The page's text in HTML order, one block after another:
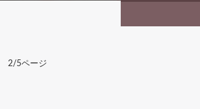
2/5ページ